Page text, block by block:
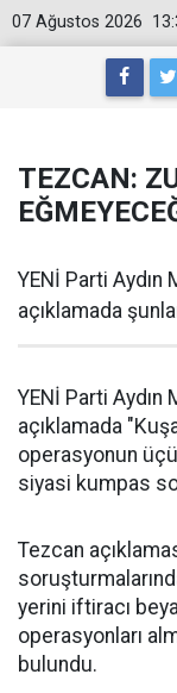
07 Ağustos 2026
TEZCAN:
YENİ Parti Aydın
açıklamada
YENİ Parti Aydın
açıklamada
operasyonun
siyasi kumpas
Tezcan
yerini iftiracı
operasyonları
bulundu.